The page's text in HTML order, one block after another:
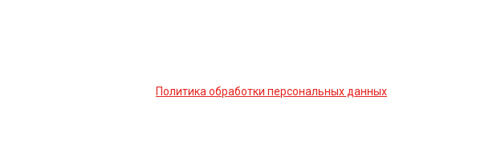
Политика обработки персональных данных